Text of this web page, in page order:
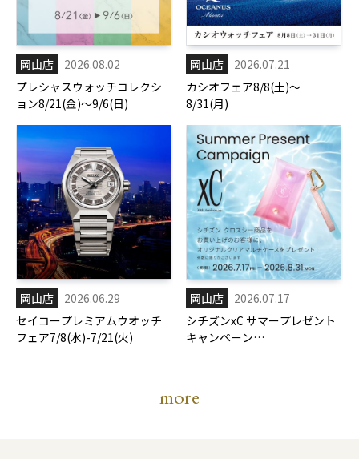
岡山店
2026.08.02
プレシャスウォッチコレクシ
ョン8/21(金)～9/6(日)
岡山店
2026.07.21
カシオフェア8/8(土)～
8/31(月)
岡山店
2026.06.29
セイコープレミアムウオッチ
フェア7/8(水)-7/21(火)
岡山店
2026.07.17
シチズンxC サマープレゼント
キャンペーン
more